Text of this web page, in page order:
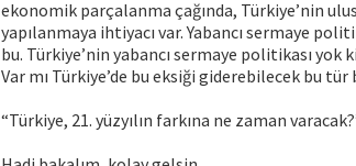
ekonomik parçalanma çağında, Türkiye’nin
yapılanmaya ihtiyacı var. Yabancı sermaye
bu. Türkiye’nin yabancı sermaye politikası
Var mı Türkiye’de bu eksiği giderebilecek bu tür
“Türkiye, 21. yüzyılın farkına ne zaman